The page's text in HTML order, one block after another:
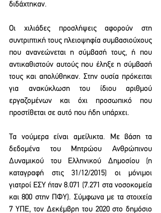
διδάχτηκαν.
Οι χιλιάδες προσλήψεις αφορούν στη
συντριπτική τους πλειοψηφία συμβασιούχους
που ανανεώνεται η σύμβασή τους, ή που
αντικαθιστούν αυτούς που έληξε η σύμβασή
τους και απολύθηκαν. Στην ουσία πρόκειται
για ανακύκλωση του ίδιου αριθμού
εργαζομένων και όχι προσωπικό που
προστίθεται σε αυτό που ήδη υπάρχει.
Τα νούμερα είναι αμείλικτα. Με βάση τα
δεδομένα του Μητρώου Ανθρώπινου
Δυναμικού του Ελληνικού Δημοσίου (η
καταγραφή στις 31/12/2015) οι μόνιμοι
γιατροί ΕΣΥ ήταν 8.071 (7.271 στα νοσοκομεία
και 800 στην ΠΦΥ). Σύμφωνα με τα στοιχεία
7 ΥΠΕ, τον Δεκέμβρη του 2020 στο δημόσιο